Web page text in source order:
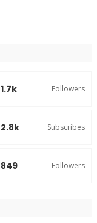
1.7k Followers
2.8k Subscribes
849 Followers